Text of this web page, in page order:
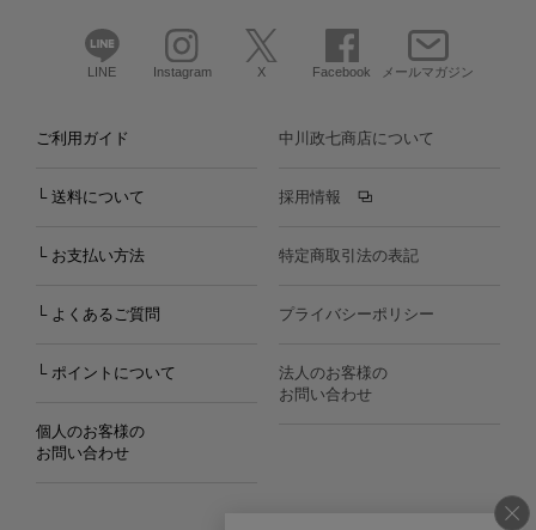
LINE Instagram X Facebook メールマガジン
ご利用ガイド
└ 送料について
└ お支払い方法
└ よくあるご質問
└ ポイントについて
個人のお客様の
お問い合わせ
中川政七商店について
採用情報
特定商取引法の表記
プライバシーポリシー
法人のお客様の
お問い合わせ